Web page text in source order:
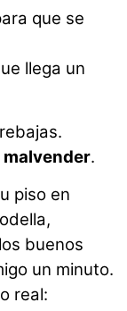
que se
llega un
malvender.
piso en
buenos
un minuto.
real: